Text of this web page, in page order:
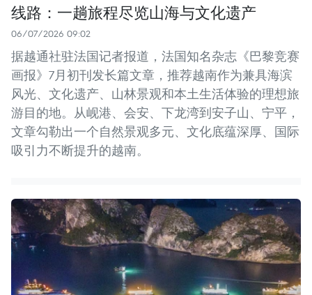
线路：一趟旅程尽览山海与文化遗产
06/07/2026 09:02
据越通社驻法国记者报道，法国知名杂志《巴黎竞赛
画报》7月初刊发长篇文章，推荐越南作为兼具海滨
风光、文化遗产、山林景观和本土生活体验的理想旅
游目的地。从岘港、会安、下龙湾到安子山、宁平，
文章勾勒出一个自然景观多元、文化底蕴深厚、国际
吸引力不断提升的越南。